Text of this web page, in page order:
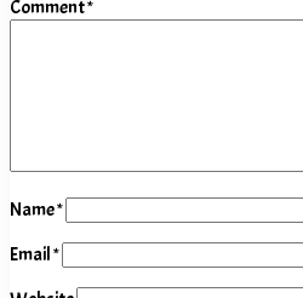
Comment*
Name*
Email*